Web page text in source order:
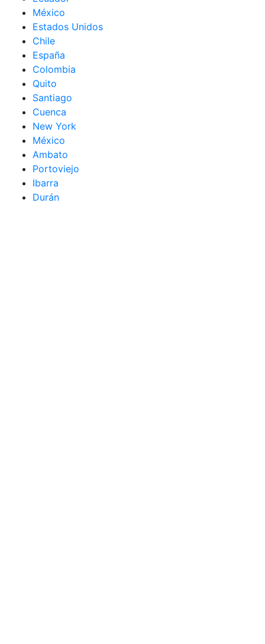
México
Estados Unidos
Chile
España
Colombia
Quito
Santiago
Cuenca
New York
México
Ambato
Portoviejo
Ibarra
Durán